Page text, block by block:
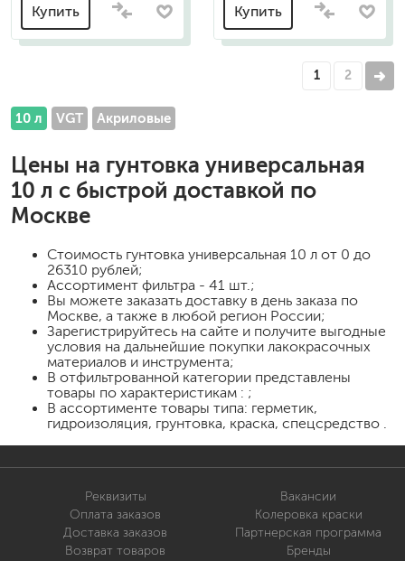
Купить Купить
1 2
10 л VGT Акриловые
Цены на гунтовка универсальная
10 л с быстрой доставкой по
Москве
Стоимость гунтовка универсальная 10 л от 0 до
26310 рублей;
Ассортимент фильтра - 41 шт.;
Вы можете заказать доставку в день заказа по
Москве, а также в любой регион России;
Зарегистрируйтесь на сайте и получите выгодные
условия на дальнейшие покупки лакокрасочных
материалов и инструмента;
В отфильтрованной категории представлены
товары по характеристикам : ;
В ассортименте товары типа: герметик,
гидроизоляция, грунтовка, краска, спецсредство .
Реквизиты
Оплата заказов
Доставка заказов
Возврат товаров
Вакансии
Колеровка краски
Партнерская программа
Бренды